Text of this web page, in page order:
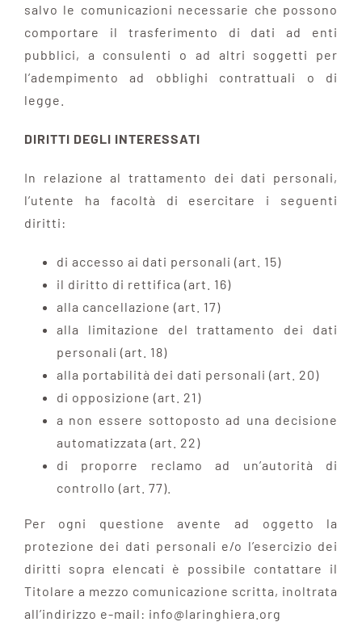
salvo le comunicazioni necessarie che possono
comportare il trasferimento di dati ad enti
pubblici, a consulenti o ad altri soggetti per
l’adempimento ad obblighi contrattuali o di
legge.
DIRITTI DEGLI INTERESSATI
In relazione al trattamento dei dati personali,
l’utente ha facoltà di esercitare i seguenti
diritti:
di accesso ai dati personali (art. 15)
il diritto di rettifica (art. 16)
alla cancellazione (art. 17)
alla limitazione del trattamento dei dati
personali (art. 18)
alla portabilità dei dati personali (art. 20)
di opposizione (art. 21)
a non essere sottoposto ad una decisione
automatizzata (art. 22)
di proporre reclamo ad un’autorità di
controllo (art. 77).
Per ogni questione avente ad oggetto la
protezione dei dati personali e/o l’esercizio dei
diritti sopra elencati è possibile contattare il
Titolare a mezzo comunicazione scritta, inoltrata
all’indirizzo e-mail: info@laringhiera.org